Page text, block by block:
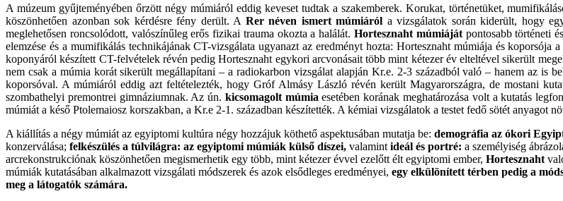
A múzeum gyűjteményében őrzött négy múmiáról eddig keveset tudtak a szakemberek. Korukat, történetüket,
köszönhetően azonban sok kérdésre fény derült. A Rer néven ismert múmiáról a vizsgálatok során kiderült, hogy
meglehetősen roncsolódott, valószínűleg erős fizikai trauma okozta a halálát. Hortesznaht múmiájátpontosabb történeti
elemzése és a mumifikálás technikájának CT-vizsgálata ugyanazt az eredményt hozta: Hortesznaht múmiája és
koponyáról készített CT-felvételek révén pedig Hortesznaht egykori arcvonásait több mint kétezer év elteltével sikerült
nem csak a múmia korát sikerült megállapítani – a radiokarbon vizsgálat alapján Kr.e. 2-3 századból való – hanem az is
koporsóval. A múmiáról eddig azt feltételezték, hogy Gróf Almásy László révén került Magyarországra, de mostani
szombathelyi premontrei gimnáziumnak. Az ún. kicsomagolt múmia esetében korának meghatározása volt a kutatás
múmiát a késő Ptolemaiosz korszakban, a Kr.e 2-1. században készítették. A kémiai vizsgálatok a testet fedő sötét anyagot
A kiállítás a négy múmiát az egyiptomi kultúra négy hozzájuk köthető aspektusában mutatja be: demográfia az ókori
konzerválása; felkészülés a túlvilágra: az egyiptomi múmiák külső díszei, valamint ideál és portré: a személyiség
arcrekonstrukciónak köszönhetően megismerhetik egy több, mint kétezer évvel ezelőtt élt egyiptomi ember, Hortesznaht
múmiák kutatásában alkalmazott vizsgálati módszerek és azok elsődleges eredményei, egy elkülönített térben pedig a
meg a látogatók számára.